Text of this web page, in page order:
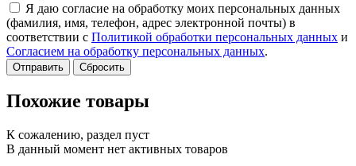
Я даю согласие на обработку моих персональных данных
(фамилия, имя, телефон, адрес электронной почты) в
соответствии с Политикой обработки персональных данных и
Согласием на обработку персональных данных.
Сбросить
Похожие товары
К сожалению, раздел пуст
В данный момент нет активных товаров